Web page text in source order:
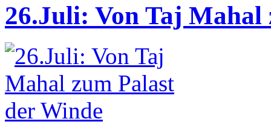
26.Juli: Von Taj Mahal